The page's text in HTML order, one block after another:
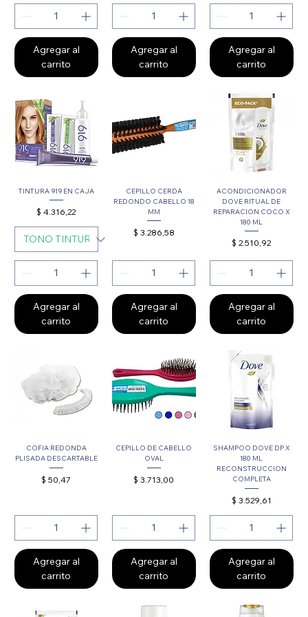
Agregar al
carrito
Agregar al
carrito
Agregar al
carrito
TINTURA 919 EN CAJA
Precio
$ 4.316,22
Agregar al
carrito
CEPILLO CERDA
REDONDO CABELLO 18
MM
Precio
$ 3.286,58
Agregar al
carrito
ACONDICIONADOR
DOVE RITUAL DE
REPARACION COCO X
180 ML
Precio
$ 2.510,92
Agregar al
carrito
COFIA REDONDA
PLISADA DESCARTABLE
Precio
$ 50,47
Agregar al
carrito
CEPILLO DE CABELLO
OVAL
Precio
$ 3.713,00
Agregar al
carrito
SHAMPOO DOVE DP X
180 ML
RECONSTRUCCION
COMPLETA
Precio
$ 3.529,61
Agregar al
carrito